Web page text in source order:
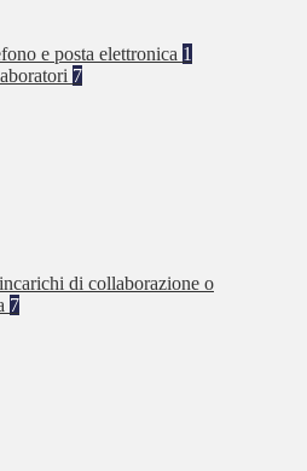
e posta elettronica 1
7
di collaborazione o
7